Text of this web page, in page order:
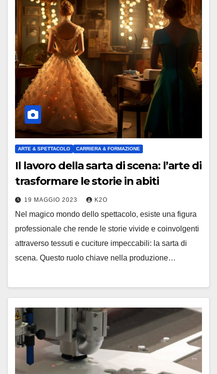
ARTE & SPETTACOLO CARRIERA & FORMAZIONE
Il lavoro della sarta di scena: l’arte di
trasformare le storie in abiti
19 MAGGIO 2023 K2O
Nel magico mondo dello spettacolo, esiste una figura
professionale che rende le storie vivide e coinvolgenti
attraverso tessuti e cuciture impeccabili: la sarta di
scena. Questo ruolo chiave nella produzione…